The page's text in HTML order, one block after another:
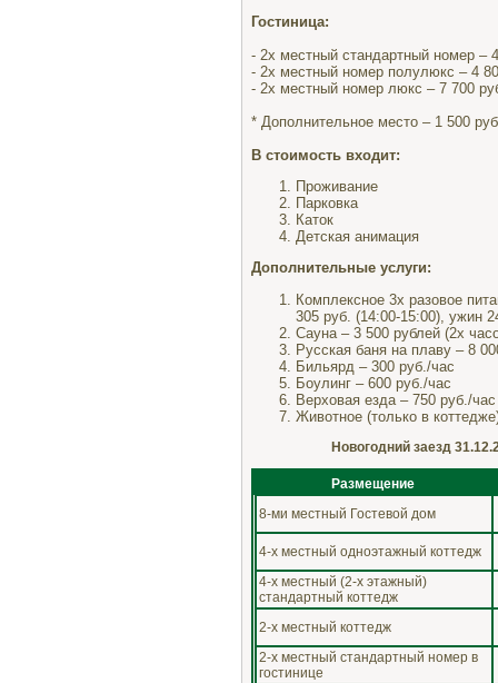
Гостиница:
- 2х местный стандартный номер –
- 2х местный номер полулюкс – 4
- 2х местный номер люкс – 7 700
* Дополнительное место – 1 500
В стоимость входит:
Проживание
Парковка
Каток
Детская анимация
Дополнительные услуги:
Комплексное 3х разовое
305 руб. (14:00-15:00), ужин
Сауна – 3 500 рублей (2х
Русская баня на плаву – 8
Бильярд – 300 руб./час
Боулинг – 600 руб./час
Верховая езда – 750 руб./час
Животное (только в
Новогодний заезд
Размещение
8-ми местный Гостевой дом
4-х местный одноэтажный коттедж
4-х местный (2-х этажный)
стандартный коттедж
2-х местный коттедж
2-х местный стандартный номер в
гостинице